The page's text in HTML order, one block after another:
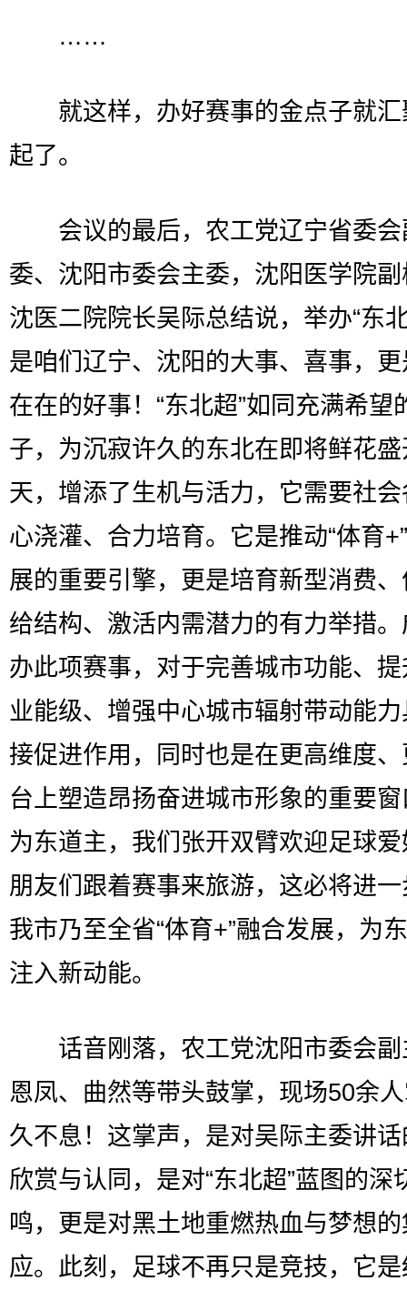
……
就这样，办好赛事的金点子就汇
起了。
会议的最后，农工党辽宁省委会
委、沈阳市委会主委，沈阳医学院
沈医二院院长吴际总结说，举办“东
是咱们辽宁、沈阳的大事、喜事，
在在的好事！“东北超”如同充满希望
子，为沉寂许久的东北在即将鲜花
天，增添了生机与活力，它需要社
心浇灌、合力培育。它是推动“体育
展的重要引擎，更是培育新型消费
给结构、激活内需潜力的有力举措
办此项赛事，对于完善城市功能、
业能级、增强中心城市辐射带动能
接促进作用，同时也是在更高维度
台上塑造昂扬奋进城市形象的重要
为东道主，我们张开双臂欢迎足球
朋友们跟着赛事来旅游，这必将进
我市乃至全省“体育+”融合发展，为
注入新动能。
话音刚落，农工党沈阳市委会副
恩凤、曲然等带头鼓掌，现场50余
久不息！这掌声，是对吴际主委讲
欣赏与认同，是对“东北超”蓝图的深
鸣，更是对黑土地重燃热血与梦想
应。此刻，足球不再只是竞技，它